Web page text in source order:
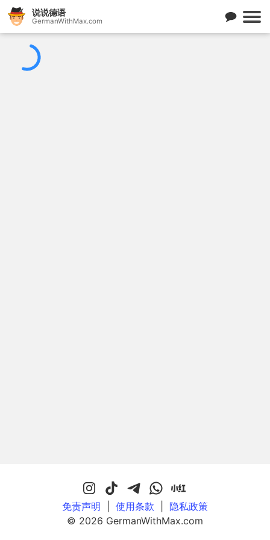
说说德语
GermanWithMax.com
免责声明 使用条款
隐私政策
© 2026 GermanWithMax.com